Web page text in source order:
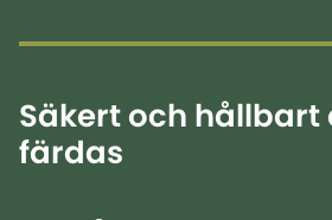
Säkert och hållbart
färdas